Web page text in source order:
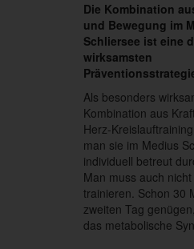
Die Kombination
und Bewegung im
Schliersee ist eine
wirksamsten
Als besonders
Kombination aus
Herz-
man sie im Medius
individuell betreut
Man muss auch
trainieren. Schon 30
zweiten Tag
das metabolische